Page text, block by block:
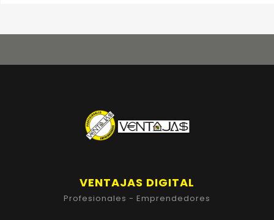
VENTAJAS DIGITAL
Profesionales - Emprendedores